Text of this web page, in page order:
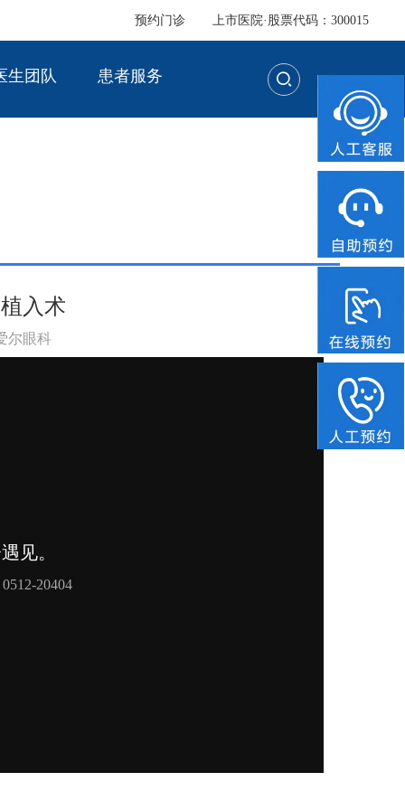
预约门诊 上市医院·股票代码：300015
生团队 患者服务
入术
尔眼科